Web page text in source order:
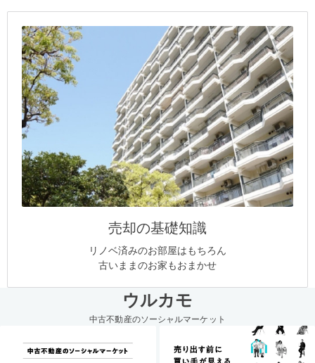
売却の基礎知識
リノベ済みのお部屋はもちろん
古いままのお家もおまかせ
ウルカモ
中古不動産のソーシャルマーケット